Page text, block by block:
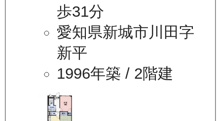
歩31分
愛知県新城市川田字
新平
1996年築 / 2階建